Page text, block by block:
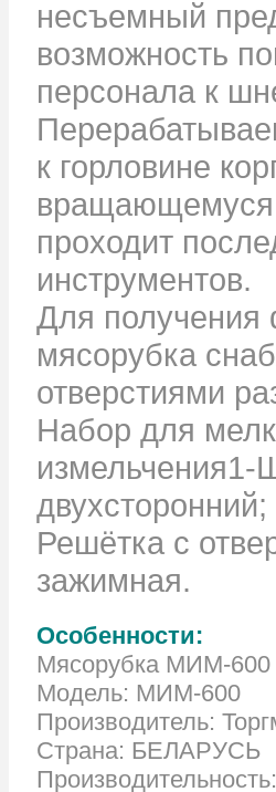
несъемный
возможность
персонала к
к горловине
вращающемуся
проходит
инструментов.
Для получения
мясорубка
отверстиями
Набор для
Решётка с
зажимная.
Особенности:
Мясорубка МИМ-600
Модель: МИМ-600
Производитель:
Страна: БЕЛАРУСЬ